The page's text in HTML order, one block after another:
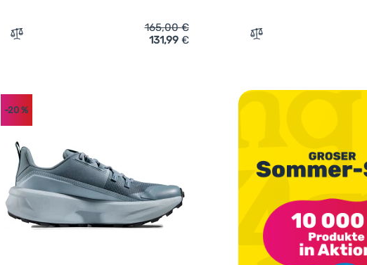
Zum Vergleich 'Herrenschuhe Mammut Sertig III Low GTX Men'
165,00€
131,99 € Zum Vergleich
-20 %